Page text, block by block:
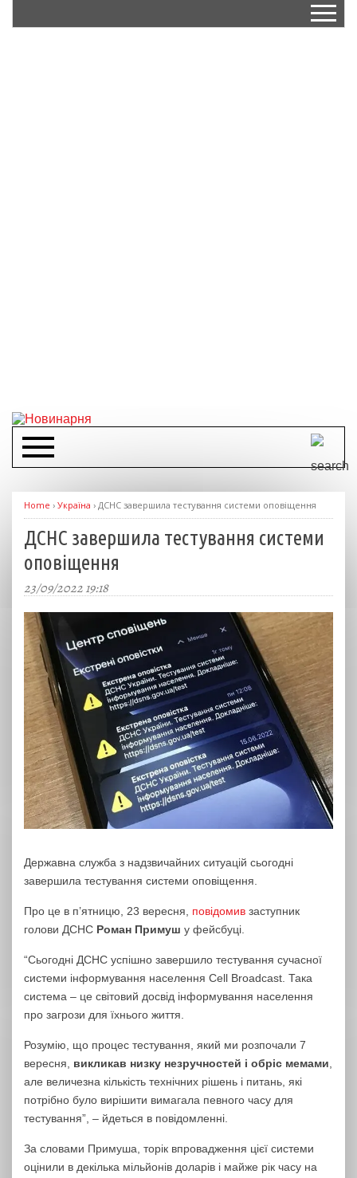
Home › Україна › ДСНС завершила тестування системи оповіщення
ДСНС завершила тестування системи
оповіщення
23/09/2022 19:18
Державна служба з надзвичайних ситуацій сьогодні
завершила тестування системи оповіщення.
Про це в п’ятницю, 23 вересня, повідомив заступник
голови ДСНС Роман Примуш у фейсбуці.
“Сьогодні ДСНС успішно завершило тестування сучасної
системи інформування населення Cell Broadcast. Така
система – це світовий досвід інформування населення
про загрози для їхнього життя.
Розумію, що процес тестування, який ми розпочали 7
вересня, викликав низку незручностей і обріс мемами
але величезна кількість технічних рішень і питань, які
потрібно було вирішити вимагала певного часу для
тестування”, – йдеться в повідомленні.
За словами Примуша, торік впровадження цієї системи
оцінили в декілька мільйонів доларів і майже рік часу на